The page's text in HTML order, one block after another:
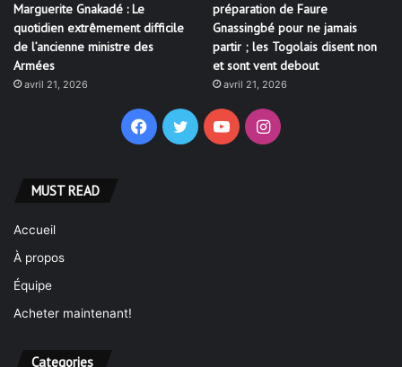
Marguerite Gnakadé : Le
quotidien extrêmement difficile
de l’ancienne ministre des
Armées
avril 21, 2026
préparation de Faure
Gnassingbé pour ne jamais
partir ; les Togolais disent non
et sont vent debout
avril 21, 2026
Facebook
TwitterYouTubeInstagram
MUST READ
Accueil
À propos
Équipe
Acheter maintenant!
Categories